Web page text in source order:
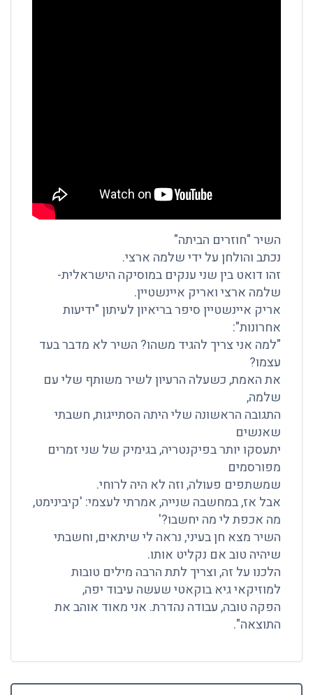
השיר "חוזרים הביתה"
נכתב והולחן על ידי שלמה ארצי.
זהו דואט בין שני ענקים במוסיקה הישראלית-
שלמה ארצי ואריק איינשטיין.
אריק איינשטיין סיפר בריאיון לעיתון "ידיעות
אחרונות":
"למה אני צריך להגיד משהו? השיר לא מדבר בעד
עצמו?
את האמת, כשעלה הרעיון לשיר משותף שלי עם
שלמה,
התגובה הראשונה שלי היתה הסתייגות, חשבתי
שאנשים
יתעסקו יותר בפיקנטריה, בגימיק של שני זמרים
מפורסמים
שמשתפים פעולה, וזה לא היה לרוחי.
אבל אז, במחשבה שנייה, אמרתי לעצמי: 'קיבינימט,
מה אכפת לי מה יחשבו?'
השיר מצא חן בעיני, נראה לי שיתאים, וחשבתי
שיהיה טוב אם נקליט אותו.
הלכנו על זה, וצריך לתת הרבה מילים טובות
למוזיקאי גיא בוקאטי שעשה עיבוד יפה,
הפקה טובה, עבודה נהדרת. אני מאוד אוהב את
התוצאה".